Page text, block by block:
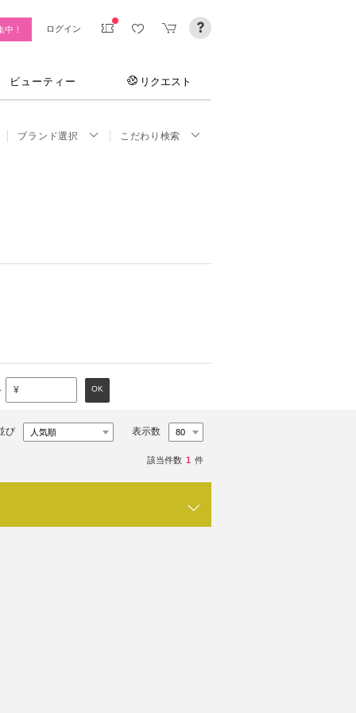
中！ ログイン
ビューティー リクエスト
ブランド選択 こだわり検索
¥ OK
び 表示数
該当件数 1 件